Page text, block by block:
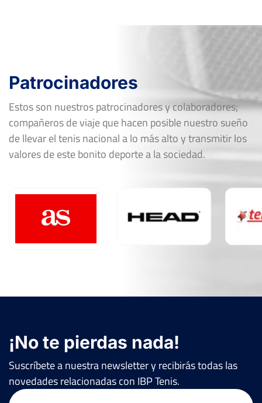
Rd Jugador
Patrocinadores
Estos son nuestros patrocinadores y colaboradores;
compañeros de viaje que hacen posible nuestro sueño
de llevar el tenis nacional a lo más alto y transmitir los
valores de este bonito deporte a la sociedad.
¡No te pierdas nada!
Suscríbete a nuestra newsletter y recibirás todas las
novedades relacionadas con IBP Tenis.
Email